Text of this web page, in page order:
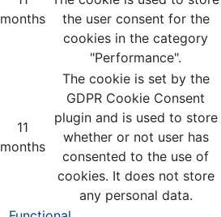
months
the user consent for the
cookies in the category
"Performance".
11
months
The cookie is set by the
GDPR Cookie Consent
plugin and is used to store
whether or not user has
consented to the use of
cookies. It does not store
any personal data.